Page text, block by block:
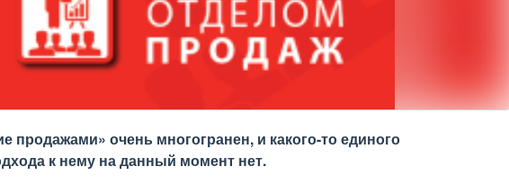
продажами» очень многогранен, и какого-то единого
к нему на данный момент нет.